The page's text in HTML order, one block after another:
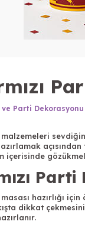
Parti Dekorasyonu
malzemeleri
içerisinde
masası hazırlığı
dikkat